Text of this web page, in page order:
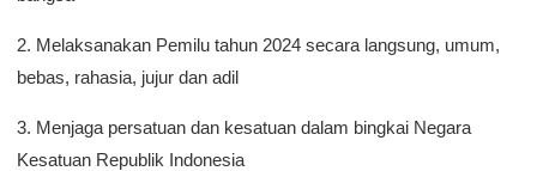
2. Melaksanakan Pemilu tahun 2024 secara langsung, umum,
bebas, rahasia, jujur dan adil
3. Menjaga persatuan dan kesatuan dalam bingkai Negara
Kesatuan Republik Indonesia